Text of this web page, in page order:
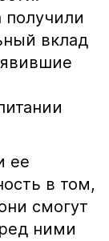
получили
вклад
ее
в том,
смогут
ними